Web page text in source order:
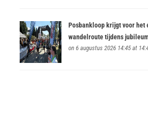
Posbankloop krijgt voor het
wandelroute tijdens
on 6 augustus 2026 14:45 at